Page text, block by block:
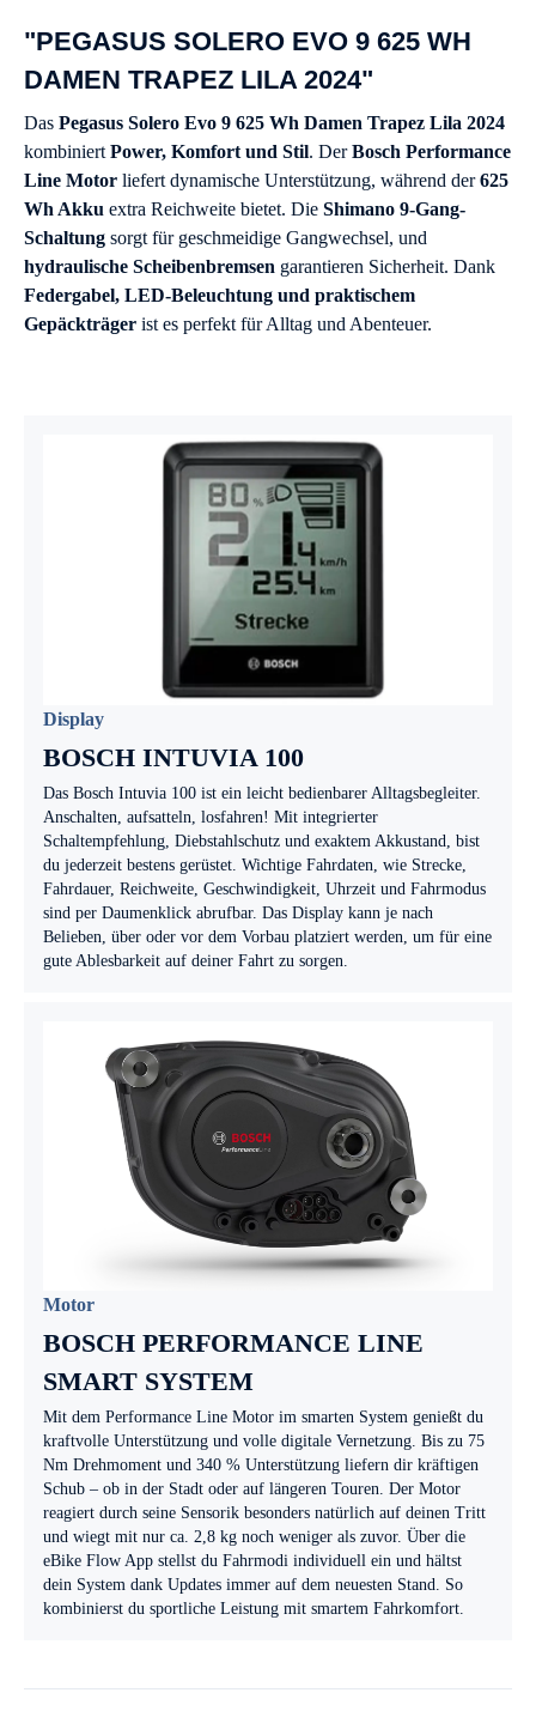
"PEGASUS SOLERO EVO 9 625 WH
DAMEN TRAPEZ LILA 2024"
Das Pegasus Solero Evo 9 625 Wh Damen Trapez Lila 2024
kombiniert Power, Komfort und Stil. DerBosch Performance
Line Motor liefert dynamische Unterstützung, während der625
Wh Akku extra Reichweite bietet. Die Shimano 9-Gang-
Schaltung sorgt für geschmeidige Gangwechsel, und
hydraulische Scheibenbremsen garantieren Sicherheit. Dank
Federgabel, LED-Beleuchtung und praktischem
Gepäckträger ist es perfekt für Alltag und Abenteuer.
Display
BOSCH INTUVIA 100
Das Bosch Intuvia 100 ist ein leicht bedienbarer Alltagsbegleiter.
Anschalten, aufsatteln, losfahren! Mit integrierter
Schaltempfehlung, Diebstahlschutz und exaktem Akkustand, bist
du jederzeit bestens gerüstet. Wichtige Fahrdaten, wie Strecke,
Fahrdauer, Reichweite, Geschwindigkeit, Uhrzeit und Fahrmodus
sind per Daumenklick abrufbar. Das Display kann je nach
Belieben, über oder vor dem Vorbau platziert werden, um für eine
gute Ablesbarkeit auf deiner Fahrt zu sorgen.
Motor
BOSCH PERFORMANCE LINE
SMART SYSTEM
Mit dem Performance Line Motor im smarten System genießt du
kraftvolle Unterstützung und volle digitale Vernetzung. Bis zu 75
Nm Drehmoment und 340 % Unterstützung liefern dir kräftigen
Schub – ob in der Stadt oder auf längeren Touren. Der Motor
reagiert durch seine Sensorik besonders natürlich auf deinen Tritt
und wiegt mit nur ca. 2,8 kg noch weniger als zuvor. Über die
eBike Flow App stellst du Fahrmodi individuell ein und hältst
dein System dank Updates immer auf dem neuesten Stand. So
kombinierst du sportliche Leistung mit smartem Fahrkomfort.